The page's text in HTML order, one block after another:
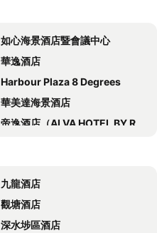
如心海景酒店暨會議中心
華逸酒店
Harbour Plaza 8 Degrees
華美達海景酒店
帝逸酒店（ALVA HOTEL BY ROYAL）
帝京酒店
九龍維景酒店
IW Hotel
九龍酒店
觀塘酒店
深水埗區酒店